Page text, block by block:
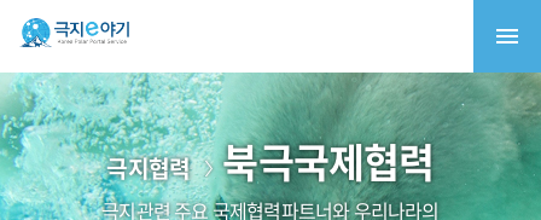
극지협력 북극국제협력
극지관련 주요 국제협력파트너와 우리나라의